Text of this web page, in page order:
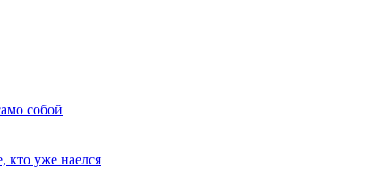
собой
кто уже наелся